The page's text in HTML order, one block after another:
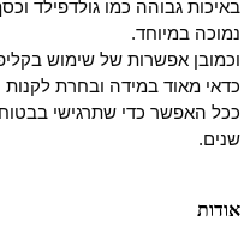
באיכות גבוהה כמו גולדפילד
נמוכה במיוחד.
וכמובן אפשרות של שימוש
כדאי מאוד במידה ובחרת לקנות
ככל האפשר כדי שתרגישי
שנים.
אודות